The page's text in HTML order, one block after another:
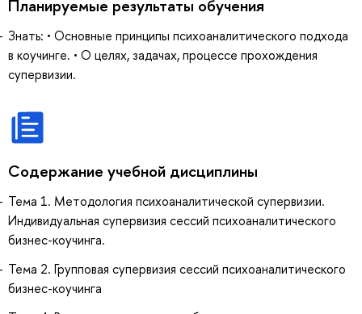
Планируемые результаты обучения
Знать: • Основные принципы психоаналитического подхода
в коучинге. • О целях, задачах, процессе прохождения
супервизии.
Содержание учебной дисциплины
Тема 1. Методология психоаналитической супервизии.
Индивидуальная супервизия сессий психоаналитического
бизнес-коучинга.
Тема 2. Групповая супервизия сессий психоаналитического
бизнес-коучинга